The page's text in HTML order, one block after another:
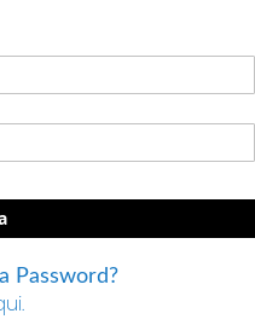
Password?